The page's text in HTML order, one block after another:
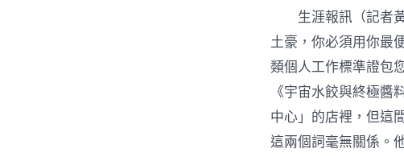
生涯報訊（記者
土豪，你必須用你最
類個人工作標準證包
《宇宙水餃與終極
中心」的店裡，但這
這兩個詞毫無關係。